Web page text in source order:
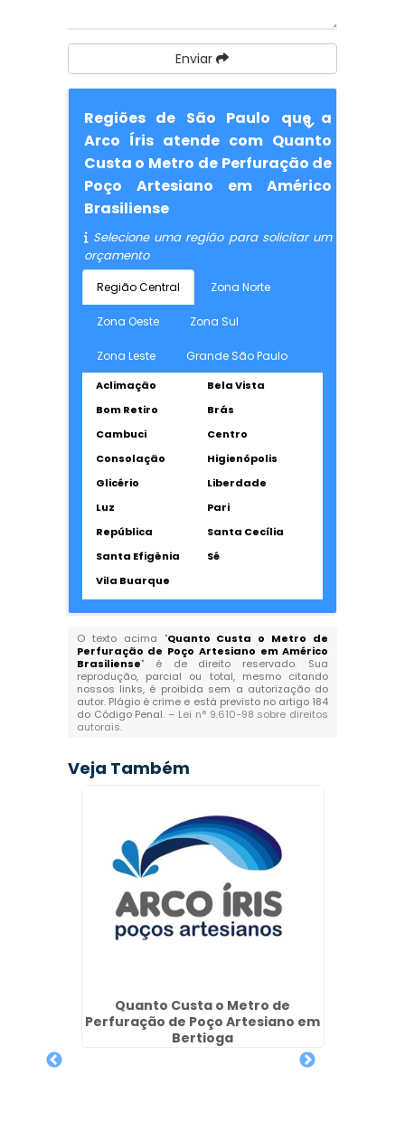
Enviar
Regiões de São Paulo que a
Arco Íris atende com Quanto
Custa o Metro de Perfuração de
Poço Artesiano em Américo
Brasiliense
Selecione uma região para solicitar um
orçamento
Região Central Zona Norte
Zona Oeste Zona Sul
Zona Leste Grande São Paulo
Aclimação
Bela Vista
Bom Retiro
Brás
Cambuci
Centro
Consolação
Higienópolis
Glicério
Liberdade
Luz
Pari
República
Santa Cecília
Santa Efigênia
Sé
Vila Buarque
O texto acima "Quanto Custa o Metro de
Perfuração de Poço Artesiano em Américo
Brasiliense" é de direito reservado. Sua
reprodução, parcial ou total, mesmo citando
nossos links, é proibida sem a autorização do
autor. Plágio é crime e está previsto no artigo 184
do Código Penal. – Lei n° 9.610-98 sobre direitos
autorais.
Veja Também
Quanto Custa o Metro de
Perfuração de Poço Artesiano em
Bertioga